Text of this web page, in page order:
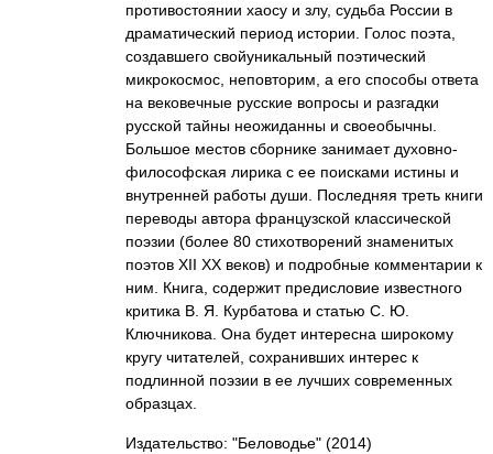
противостоянии хаосу и злу, судьба России в
драматический период истории. Голос поэта,
создавшего свойуникальный поэтический
микрокосмос, неповторим, а его способы ответа
на вековечные русские вопросы и разгадки
русской тайны неожиданны и своеобычны.
Большое местов сборнике занимает духовно-
философская лирика с ее поисками истины и
внутренней работы души. Последняя треть книги
переводы автора французской классической
поэзии (более 80 стихотворений знаменитых
поэтов XII XX веков) и подробные комментарии к
ним. Книга, содержит предисловие известного
критика В. Я. Курбатова и статью С. Ю.
Ключникова. Она будет интересна широкому
кругу читателей, сохранивших интерес к
подлинной поэзии в ее лучших современных
образцах.
Издательство: "Беловодье" (2014)